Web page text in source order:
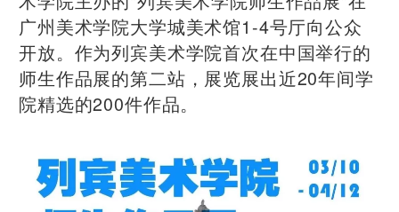
广州美术学院大学城美术馆1-4号厅向公众
开放。 作为列宾美术学院首次在中国举行的
师生作品展的第二站，展览展出近20年间学
院精选的200件作品。